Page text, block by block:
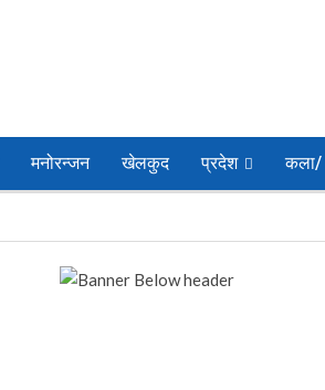
मनोरन्जन खेलकुद प्रदेश कला/